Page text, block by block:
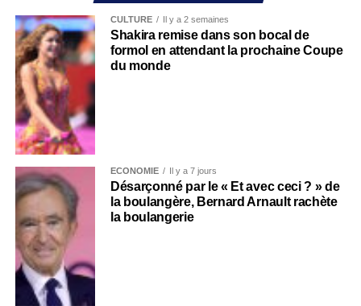
CULTURE Il y a 2 semaines
Shakira remise dans son bocal de
formol en attendant la prochaine Coupe
du monde
ECONOMIE Il y a 7 jours
Désarçonné par le « Et avec ceci ? » de
la boulangère, Bernard Arnault rachète
la boulangerie